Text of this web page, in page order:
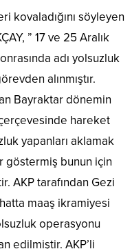
kovaladığını söyleyen
” 17 ve 25 Aralık
adı yolsuzluk
alınmıştır.
Bayraktar dönemin
hareket
yapanları aklamak
göstermiş bunun için
AKP tarafından Gezi
maaş ikramiyesi
operasyonu
edilmiştir. AKP’li